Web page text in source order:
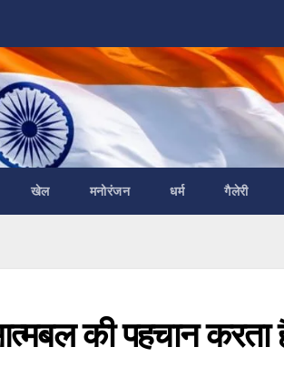
खेल मनोरंजन धर्म गैलेरी
की पहचान करता